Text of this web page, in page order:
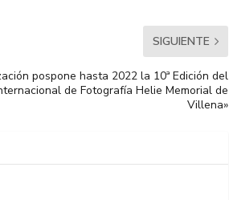
SIGUIENTE
pospone hasta 2022 la 10ª Edición del
de Fotografía Helie Memorial de
Villena»